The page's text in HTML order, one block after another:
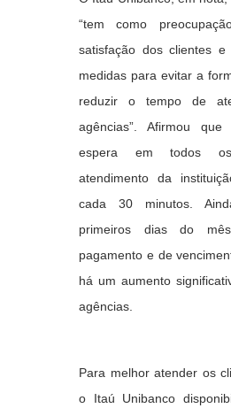
“tem como
satisfação dos clientes e
medidas para evitar a
reduzir o tempo de
agências”. Afirmou
espera em todos
atendimento da
cada 30 minutos.
primeiros dias do
pagamento e de
há um aumento
agências.
Para melhor atender os
o Itaú Unibanco